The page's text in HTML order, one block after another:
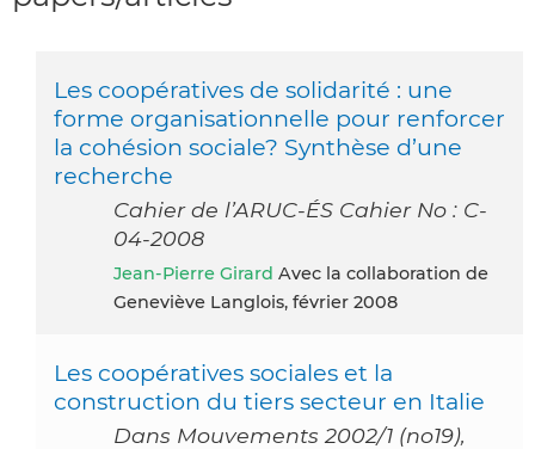
Les coopératives de solidarité : une
forme organisationnelle pour renforcer
la cohésion sociale? Synthèse d’une
recherche
Cahier de l’ARUC-ÉS Cahier No : C-
04-2008
Jean-Pierre Girard Avec la collaboration de
Geneviève Langlois, février 2008
Les coopératives sociales et la
construction du tiers secteur en Italie
Dans Mouvements 2002/1 (no19),